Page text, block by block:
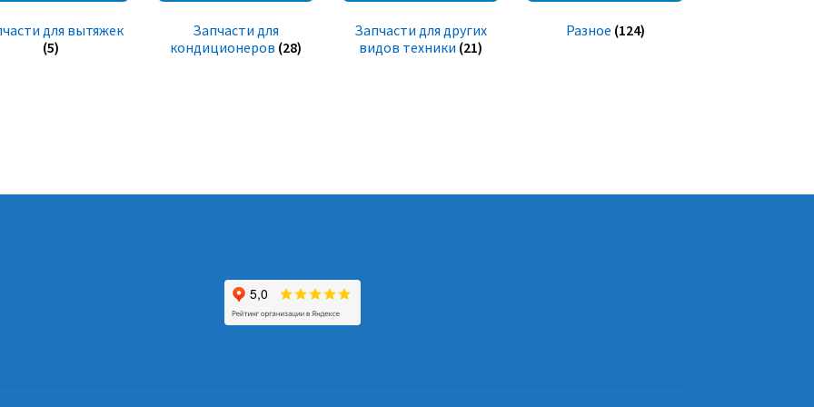
для вытяжек
(5)
Запчасти для
кондиционеров (28)
Запчасти для других
видов техники (21)
Разное (124)